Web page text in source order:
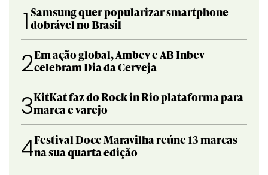
1 Samsung quer popularizar smartphone
dobrável no Brasil
2Em ação global, Ambev e AB Inbev
celebram Dia da Cerveja
3KitKat faz do Rock in Rio plataforma para
marca e varejo
4Festival Doce Maravilha reúne 13 marcas
na sua quarta edição